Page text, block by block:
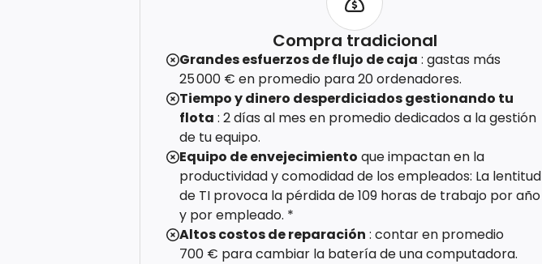
Compra tradicional
Grandes esfuerzos de flujo de caja : gastas más
25 000 € en promedio para 20 ordenadores.
Tiempo y dinero desperdiciados gestionando tu
flota : 2 días al mes en promedio dedicados a la gestión
de tu equipo.
Equipo de envejecimiento que impactan en la
productividad y comodidad de los empleados: La lentitud
de TI provoca la pérdida de 109 horas de trabajo por año
y por empleado. *
Altos costos de reparación : contar en promedio
700 € para cambiar la batería de una computadora.